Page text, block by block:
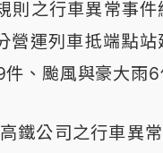
則之行車異常事
營運列車抵端點
、颱風與豪大雨
鐵公司之行車異